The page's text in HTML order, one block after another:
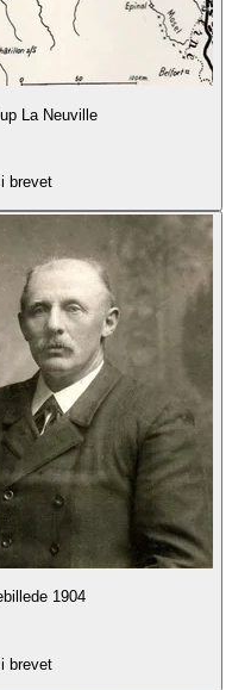
La Neuville
brevet
1904
brevet